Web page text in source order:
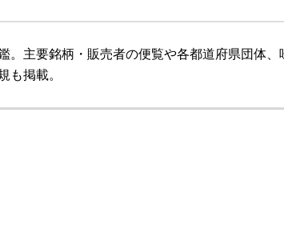
。主要銘柄・販売者の便覧や各都道府県団体
も掲載。